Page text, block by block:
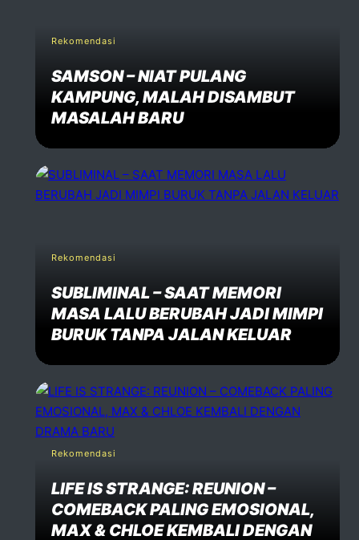
Rekomendasi
SAMSON – NIAT PULANG
KAMPUNG, MALAH DISAMBUT
MASALAH BARU
Rekomendasi
SUBLIMINAL – SAAT MEMORI
MASA LALU BERUBAH JADI MIMPI
BURUK TANPA JALAN KELUAR
Rekomendasi
LIFE IS STRANGE: REUNION –
COMEBACK PALING EMOSIONAL,
MAX & CHLOE KEMBALI DENGAN